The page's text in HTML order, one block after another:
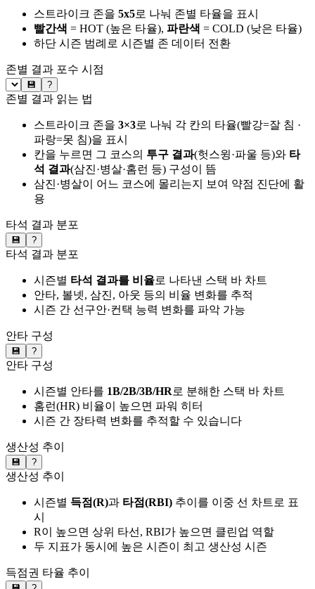
스트라이크 존을 5x5로 나눠 존별 타율을 표시
빨간색 = HOT (높은 타율), 파란색 = COLD (낮은 타율)
하단 시즌 범례로 시즌별 존 데이터 전환
존별 결과 포수 시점
💾 ?
존별 결과 읽는 법
스트라이크 존을 3×3로 나눠 각 칸의 타율(빨강=잘 침 ·
파랑=못 침)을 표시
칸을 누르면 그 코스의 투구 결과(헛스윙·파울 등)와 타
석 결과(삼진·병살·홈런 등) 구성이 뜸
삼진·병살이 어느 코스에 몰리는지 보여 약점 진단에 활
용
타석 결과 분포
💾 ?
타석 결과 분포
시즌별 타석 결과를 비율로 나타낸 스택 바 차트
안타, 볼넷, 삼진, 아웃 등의 비율 변화를 추적
시즌 간 선구안·컨택 능력 변화를 파악 가능
안타 구성
💾 ?
안타 구성
시즌별 안타를 1B/2B/3B/HR로 분해한 스택 바 차트
홈런(HR) 비율이 높으면 파워 히터
시즌 간 장타력 변화를 추적할 수 있습니다
생산성 추이
💾 ?
생산성 추이
시즌별 득점(R)과 타점(RBI) 추이를 이중 선 차트로 표
시
R이 높으면 상위 타선, RBI가 높으면 클린업 역할
두 지표가 동시에 높은 시즌이 최고 생산성 시즌
득점권 타율 추이